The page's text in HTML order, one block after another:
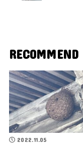
RECOMMEND
2022.11.05